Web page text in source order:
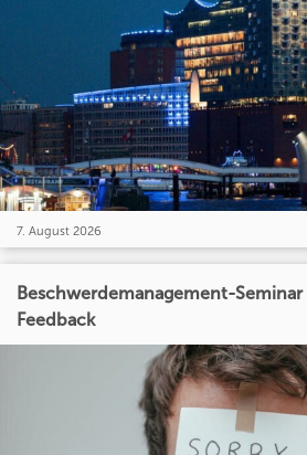
7. August 2026
Beschwerdemanagement-
Feedback